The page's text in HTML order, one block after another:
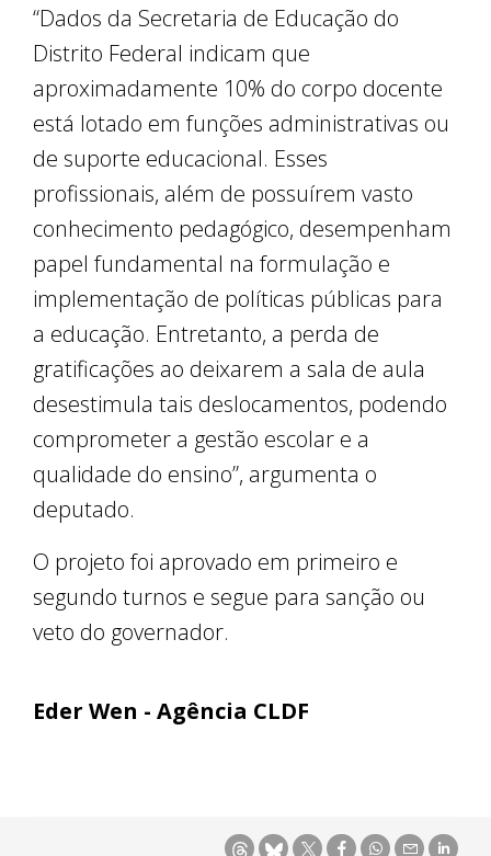
“Dados da Secretaria de Educação do
Distrito Federal indicam que
aproximadamente 10% do corpo docente
está lotado em funções administrativas ou
de suporte educacional. Esses
profissionais, além de possuírem vasto
conhecimento pedagógico, desempenham
papel fundamental na formulação e
implementação de políticas públicas para
a educação. Entretanto, a perda de
gratificações ao deixarem a sala de aula
desestimula tais deslocamentos, podendo
comprometer a gestão escolar e a
qualidade do ensino”, argumenta o
deputado.
O projeto foi aprovado em primeiro e
segundo turnos e segue para sanção ou
veto do governador.
Eder Wen - Agência CLDF